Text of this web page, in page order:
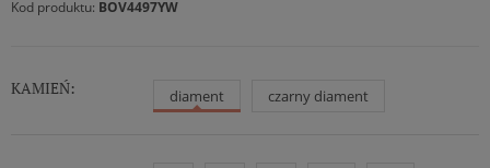
Kod produktu: BOV4497YW
KAMIEŃ: diament czarny diament